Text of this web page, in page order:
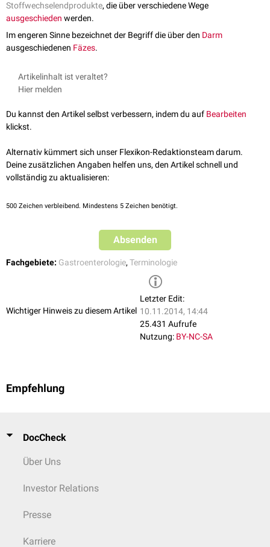
Stoffwechselendprodukte, die über verschiedene Wege
ausgeschieden werden.
Im engeren Sinne bezeichnet der Begriff die über den Darm
ausgeschiedenen Fäzes.
Artikelinhalt ist veraltet?
Hier melden
Du kannst den Artikel selbst verbessern, indem du auf Bearbeiten
klickst.
Alternativ kümmert sich unser Flexikon-Redaktionsteam darum.
Deine zusätzlichen Angaben helfen uns, den Artikel schnell und
vollständig zu aktualisieren:
500 Zeichen verbleibend. Mindestens 5 Zeichen benötigt.
Absenden
Fachgebiete: Gastroenterologie, Terminologie
Wichtiger Hinweis zu diesem Artikel
Letzter Edit:
10.11.2014, 14:44
25.431 Aufrufe
Nutzung: BY-NC-SA
Empfehlung
DocCheck
Über Uns
Investor Relations
Presse
Karriere